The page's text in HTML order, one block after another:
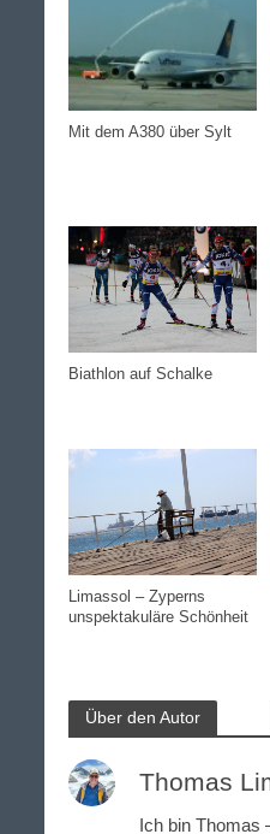
Mit dem A380 über Sylt
Biathlon auf Schalke
Limassol – Zyperns
unspektakuläre Schönheit
Über den Autor
Thomas
Ich bin Thomas